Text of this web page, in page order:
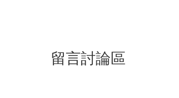
留言討論區